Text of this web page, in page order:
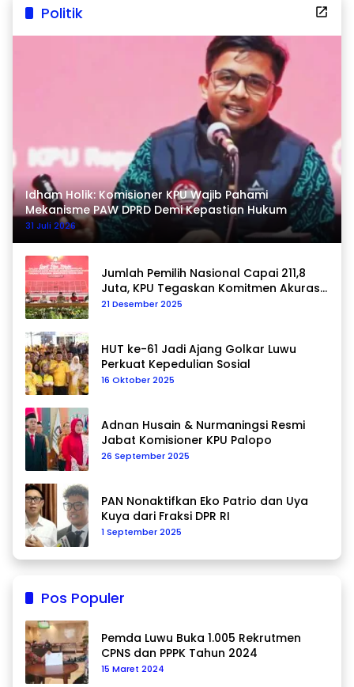
Politik
Idham Holik: Komisioner KPU Wajib Pahami
Mekanisme PAW DPRD Demi Kepastian Hukum
31 Juli 2026
Jumlah Pemilih Nasional Capai 211,8
Juta, KPU Tegaskan Komitmen Akurasi
Data Berkelanjutan
21 Desember 2025
HUT ke-61 Jadi Ajang Golkar Luwu
Perkuat Kepedulian Sosial
16 Oktober 2025
Adnan Husain & Nurmaningsi Resmi
Jabat Komisioner KPU Palopo
26 September 2025
PAN Nonaktifkan Eko Patrio dan Uya
Kuya dari Fraksi DPR RI
1 September 2025
Pos Populer
Pemda Luwu Buka 1.005 Rekrutmen
CPNS dan PPPK Tahun 2024
15 Maret 2024